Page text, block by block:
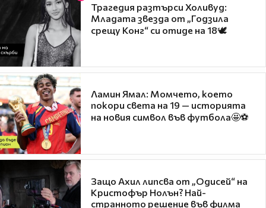
Трагедия разтърси Холивуд:
Младата звезда от „Годзила
срещу Конг“ си отиде на 18🕊️
Ламин Ямал: Момчето, което
покори света на 19 — историята
на новия символ във футбола🤩⚽
Защо Ахил липсва от „Одисей“ на
Кристофър Нолън? Най-
странното решение във филма